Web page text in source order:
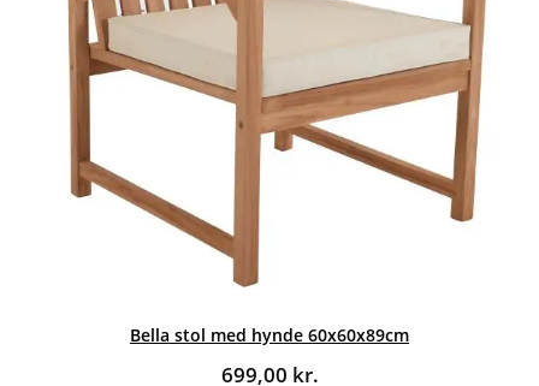
Bella stol med hynde 60x60x89cm
699,00 kr.